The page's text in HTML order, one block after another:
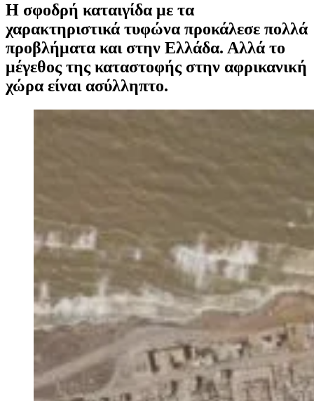
Η σφοδρή καταιγίδα με τα
χαρακτηριστικά τυφώνα προκάλεσε πολλά
προβλήματα και στην Ελλάδα. Αλλά το
μέγεθος της καταστοφής στην αφρικανική
χώρα είναι ασύλληπτο.